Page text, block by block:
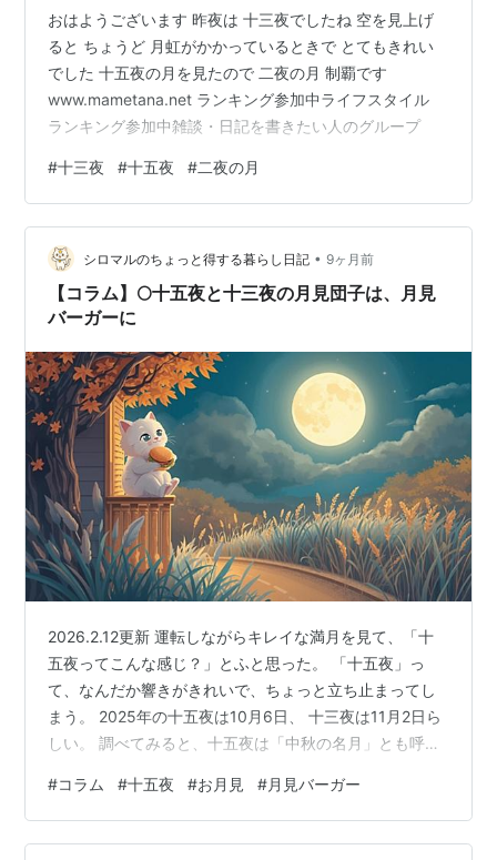
おはようございます 昨夜は 十三夜でしたね 空を見上げ
ると ちょうど 月虹がかかっているときで とてもきれい
でした 十五夜の月を見たので 二夜の月 制覇です
www.mametana.net ランキング参加中ライフスタイル
ランキング参加中雑談・日記を書きたい人のグループ
#十三夜 #十五夜 #二夜の月
シロマルのちょっと得する暮らし日記 • 9ヶ月前
【コラム】🌕十五夜と十三夜の月見団子は、月見
バーガーに
2026.2.12更新 運転しながらキレイな満月を見て、「十
五夜ってこんな感じ？」とふと思った。 「十五夜」っ
て、なんだか響きがきれいで、ちょっと立ち止まってし
まう。 2025年の十五夜は10月6日、 十三夜は11月2日ら
しい。 調べてみると、十五夜は「中秋の名月」とも呼ば
「後の月」と呼ばれ、十五夜の約1ヶ月後、旧暦の9月13
日のこと。 このふたつに、十日夜（とおかんや）を加え
ると「三月見」といって、昔は月を三度楽しむのが縁起
#コラム #十五夜 #お月見 #月見バーガー